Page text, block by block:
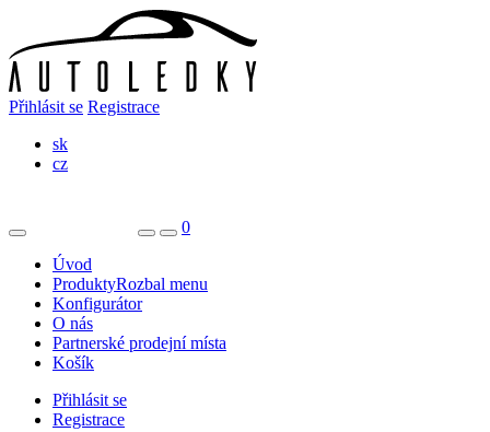
Přihlásit se Registrace
sk
cz
0
Úvod
ProduktyRozbal menu
Konfigurátor
O nás
Partnerské prodejní místa
Košík
Přihlásit se
Registrace